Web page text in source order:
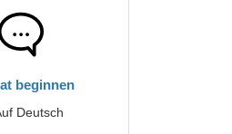
beginnen
Deutsch